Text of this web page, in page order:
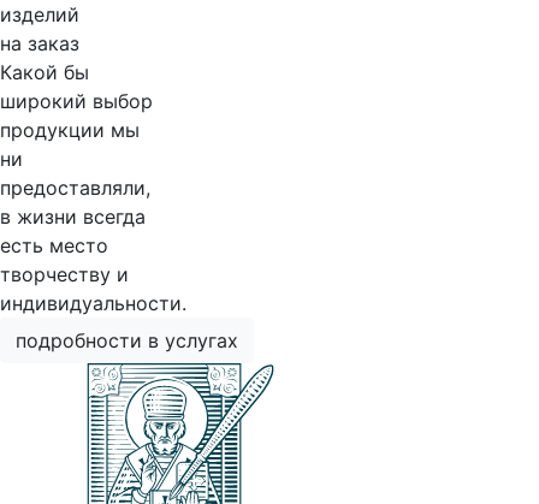
изделий
на заказ
Какой бы
широкий выбор
продукции мы
ни
предоставляли,
в жизни всегда
есть место
творчеству и
индивидуальности.
подробности в услугах